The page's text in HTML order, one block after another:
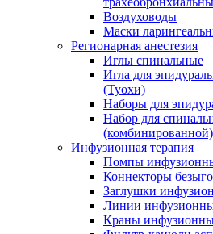
Воздуховоды
Маски
Регионарная анестезия
Иглы спинальные
Игла для
(Туохи)
Наборы для
Набор для
(комбинированной)
Инфузионная терапия
Помпы
Коннекторы
Заглушки
Линии
Краны